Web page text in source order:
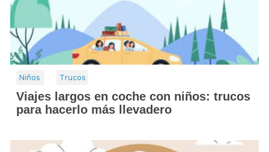
Niños Trucos
Viajes largos en coche con niños: trucos
para hacerlo más llevadero